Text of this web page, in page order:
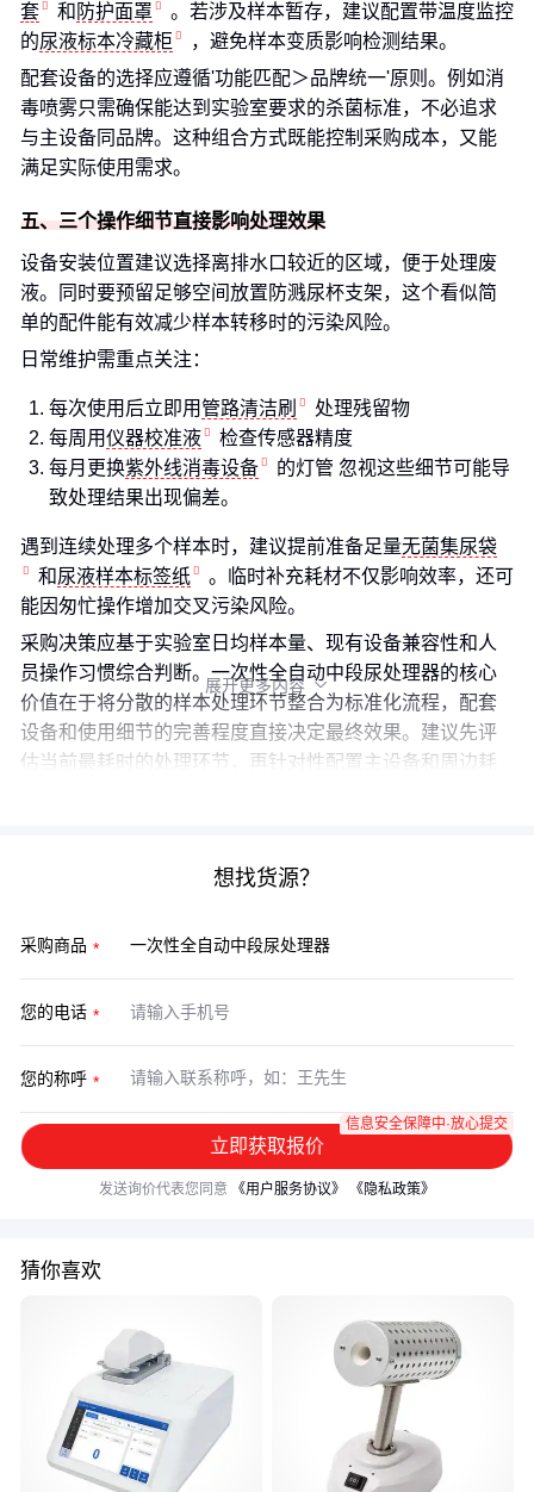
套
和 防护面罩
。若涉及样本暂存，建议配置带温度监控
的尿液标本冷藏柜
，避免样本变质影响检测结果。
配套设备的选择应遵循'功能匹配＞品牌统一'原则。例如消
毒喷雾只需确保能达到实验室要求的杀菌标准，不必追求
与主设备同品牌。这种组合方式既能控制采购成本，又能
满足实际使用需求。
五、三个操作细节直接影响处理效果
设备安装位置建议选择离排水口较近的区域，便于处理废
液。同时要预留足够空间放置防溅尿杯支架，这个看似简
单的配件能有效减少样本转移时的污染风险。
日常维护需重点关注：
每次使用后立即用 管路清洁刷
处理残留物
每周用仪器校准液
检查传感器精度
每月更换紫外线消毒设备
的灯管 忽视这些细节可能导
致处理结果出现偏差。
遇到连续处理多个样本时，建议提前准备足量无菌集尿袋
和尿液样本标签纸
。临时补充耗材不仅影响效率，还可
能因匆忙操作增加交叉污染风险。
采购决策应基于实验室日均样本量、现有设备兼容性和人
员操作习惯综合判断。一次性全自动中段尿处理器的核心
价值在于将分散的样本处理环节整合为标准化流程，配套
设备和使用细节的完善程度直接决定最终效果。建议先评
估当前最耗时的处理环节，再针对性配置主设备和周边耗
展开更多内容 
想找货源？
采购商品
您的电话
您的称呼
立即获取报价
信息安全保障中·放心提交
发送询价代表您同意 《用户服务协议》 《隐私政策》
猜你喜欢